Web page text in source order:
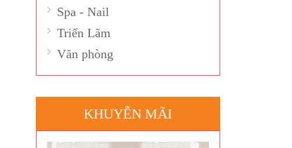
Spa - Nail
Triển Lãm
Văn phòng
KHUYỄN MÃI